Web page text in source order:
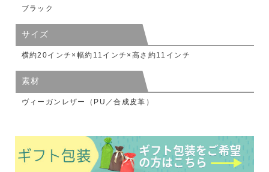
ブラック
サイズ
横約20インチ×幅約11インチ×高さ約11インチ
素材
ヴィーガンレザー（PU／合成皮革）